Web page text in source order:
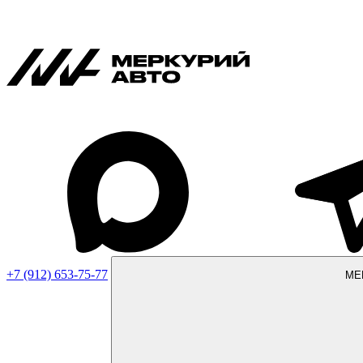
+7 (912) 653-75-77